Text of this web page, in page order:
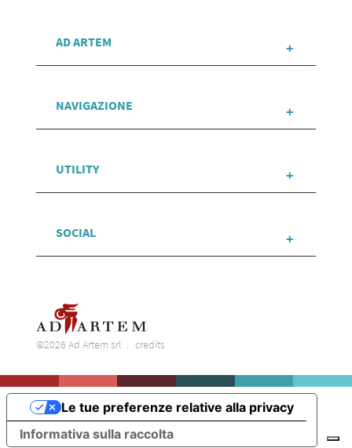
AD ARTEM
NAVIGAZIONE
UTILITY
SOCIAL
©2026 Ad Artem srl credits
Informativa sulla raccolta
Le tue preferenze relative alla privacy